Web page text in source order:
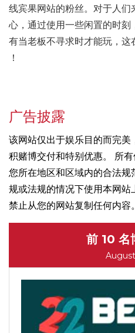
线宾果网站的粉丝。对于人
心，通过使用一些闲置的时刻
有当老板不寻求时才能玩，这
！
广告披露
该网站仅出于娱乐目的而完
积赌博交付和特别优惠。 所
您所在地区和区域内的合法
规或法规的情况下使用本网站
禁止从您的网站复制任何内容。
前 10 名